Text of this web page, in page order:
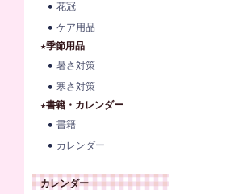
花冠
ケア用品
★季節用品
暑さ対策
寒さ対策
★書籍・カレンダー
書籍
カレンダー
カレンダー